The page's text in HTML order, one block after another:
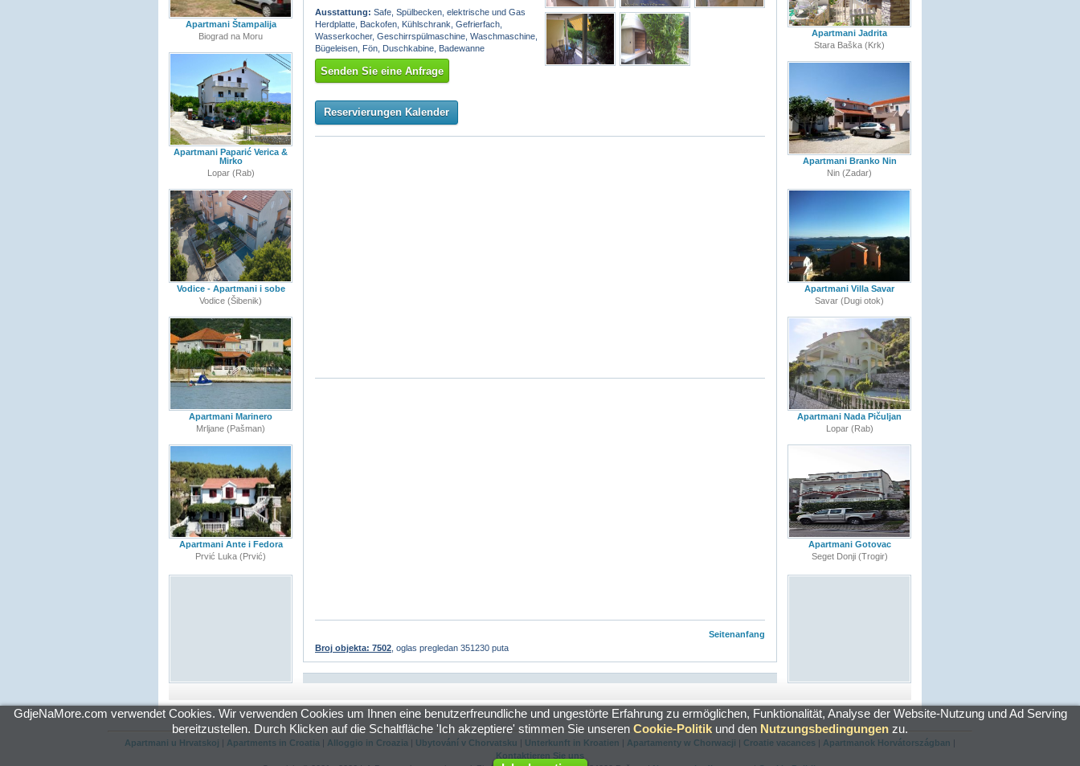
Ausstattung: Safe, Spülbecken, elektrische und Gas
Herdplatte, Backofen, Kühlschrank, Gefrierfach,
Wasserkocher, Geschirrspülmaschine, Waschmaschine,
Bügeleisen, Fön, Duschkabine, Badewanne
Senden Sie eine Anfrage
Reservierungen Kalender
Seitenanfang
Broj objekta: 7502 , oglas pregledan 351230 puta
Apartmani Štampalija
Biograd na Moru
Apartmani Paparić Verica &
Mirko
Lopar (Rab)
Vodice - Apartmani i sobe
Vodice (Šibenik)
Apartmani Marinero
Mrljane (Pašman)
Apartmani Ante i Fedora
Prvić Luka (Prvić)
Apartmani Jadrita
Stara Baška (Krk)
Apartmani Branko Nin
Nin (Zadar)
Apartmani Villa Savar
Savar (Dugi otok)
Apartmani Nada Pičuljan
Lopar (Rab)
Apartmani Gotovac
Seget Donji (Trogir)
Apartmani u Hrvatskoj Apartments in Croatia Alloggio in Croazia Ubytování v Chorvatsku Unterkunft in Kroatien Apartamenty w Chorwacji Croatie vacances Apartmanok Horvátországban
Kontaktieren Sie uns
GdjeNaMore.com verwendet Cookies. Wir verwenden Cookies um Ihnen eine benutzerfreundliche und ungestörte Erfahrung zu ermöglichen, Funktionalität, Analyse der Website-Nutzung und Ad Serving
bereitzustellen. Durch Klicken auf die Schaltfläche 'Ich akzeptiere' stimmen Sie unseren Cookie-Politik und den Nutzungsbedingungen zu.